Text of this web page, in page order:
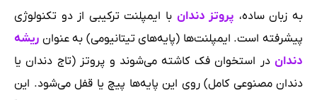
به زبان ساده، پروتز دندان با ایمپلنت ترکیبی از دو تکنولوژی
پیشرفته است. ایمپلنت‌ها (پایه‌های تیتانیومی) به عنوان ریشه
دندان در استخوان فک کاشته می‌شوند و پروتز (تاج دندان یا
دندان مصنوعی کامل) روی این پایه‌ها پیچ یا قفل می‌شود. این